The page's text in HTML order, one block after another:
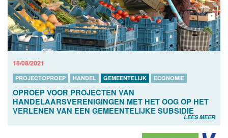
18/08/2021
PROJECTOPROEP HANDEL GEMEENTELIJK ECONOMIE
OPROEP VOOR PROJECTEN VAN
HANDELAARSVERENIGINGEN MET HET OOG OP HET
VERLENEN VAN EEN GEMEENTELIJKE SUBSIDIE
LEES MEER